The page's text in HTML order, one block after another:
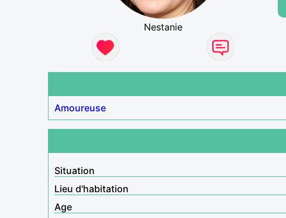
Nestanie
Amoureuse
Situation
Lieu d'habitation
Age